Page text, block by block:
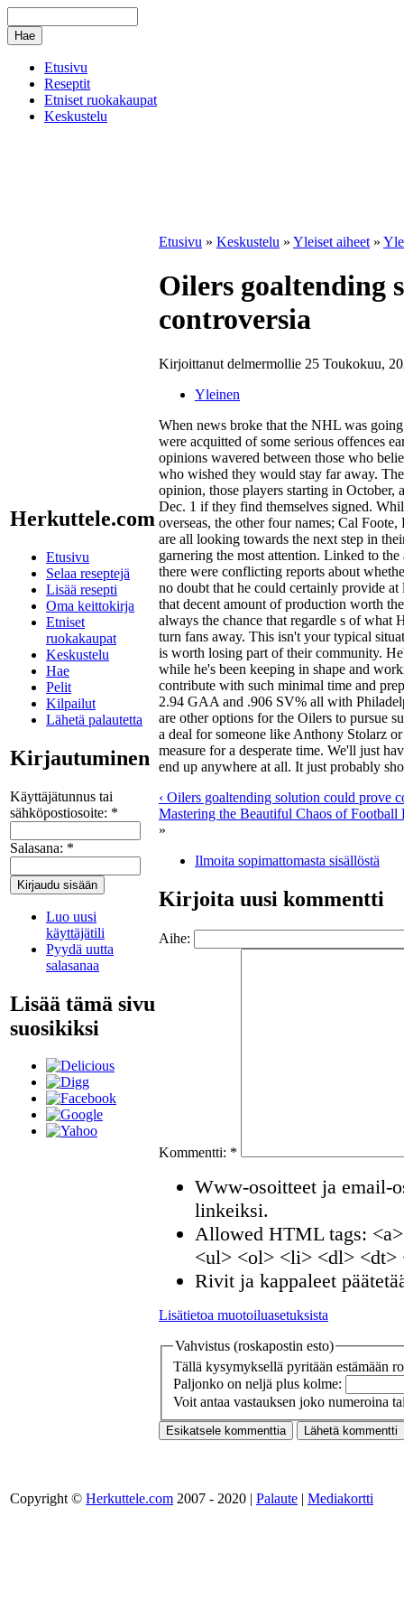
Etusivu
Reseptit
Etniset ruokakaupat
Keskustelu
Herkuttele.com
Etusivu
Selaa reseptejä
Lisää resepti
Oma keittokirja
Etniset
ruokakaupat
Keskustelu
Hae
Pelit
Kilpailut
Lähetä palautetta
Kirjautuminen
Käyttäjätunnus tai
sähköpostiosoite: *
Salasana: *
Luo uusi
käyttäjätili
Pyydä uutta
salasanaa
Lisää tämä sivu
suosikiksi
Etusivu » Keskustelu » Yleiset aiheet »
Oilers goaltending
controversia
Kirjoittanut delmermollie 25 Toukokuu,
Yleinen
When news broke that the NHL was
were acquitted of some serious offences
opinions wavered between those who
who wished they would stay far away.
opinion, those players starting in October,
Dec. 1 if they find themselves signed.
overseas, the other four names; Cal
are all looking towards the next step in
garnering the most attention. Linked to
there were conflicting reports about
no doubt that he could certainly provide
that decent amount of production worth
always the chance that regardle s of what
turn fans away. This isn't your typical
is worth losing part of their community.
while he's been keeping in shape and
contribute with such minimal time and
2.94 GAA and .906 SV% all with
are other options for the Oilers to pursue
a deal for someone like Anthony Stolarz
measure for a desperate time. We'll just
end up anywhere at all. It just probably
‹ Oilers goaltending solution could prove
Mastering the Beautiful Chaos of Football
»
Ilmoita sopimattomasta sisällöstä
Kirjoita uusi kommentti
Aihe:
Kommentti: *
Www-osoitteet ja email-
linkeiksi.
Allowed HTML tags:
<ul> <ol> <li> <dl> <dt>
Rivit ja kappaleet
Lisätietoa muotoiluasetuksista
Vahvistus (roskapostin esto)
Tällä kysymyksellä pyritään estämään
Paljonko on neljä plus kolme:
Voit antaa vastauksen joko numeroina
Copyright © Herkuttele.com 2007 - 2020 | Palaute | Mediakortti